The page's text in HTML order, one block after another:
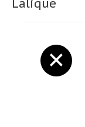
Lalique